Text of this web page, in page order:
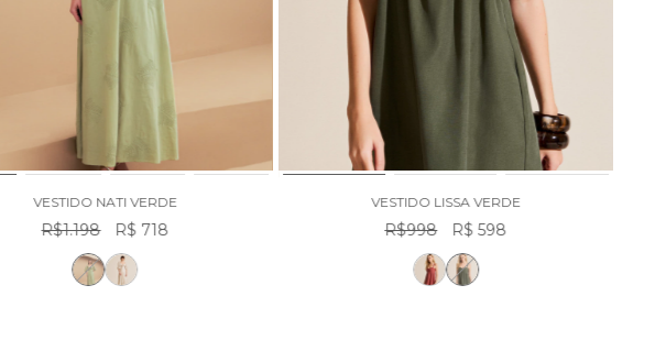
VESTIDO NATI VERDE
R$1.198 R$ 718
VESTIDO LISSA VERDE
R$998 R$ 598